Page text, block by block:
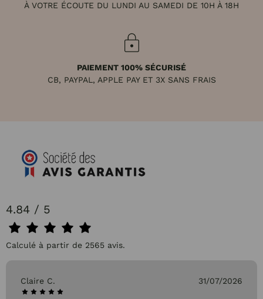
À VOTRE ÉCOUTE DU LUNDI AU SAMEDI DE 10H À 18H
PAIEMENT 100% SÉCURISÉ
CB, PAYPAL, APPLE PAY ET 3X SANS FRAIS
4.84 / 5
Calculé à partir de 2565 avis.
Claire C. 31/07/2026